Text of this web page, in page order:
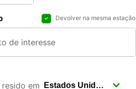
Devolver na mesma estação
resido em